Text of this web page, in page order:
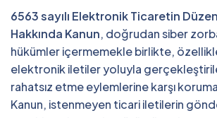
6563 sayılı Elektronik Ticaretin
Hakkında Kanun, doğrudan siber
hükümler içermemekle birlikte,
elektronik iletiler yoluyla
rahatsız etme eylemlerine karşı
Kanun, istenmeyen ticari iletilerin